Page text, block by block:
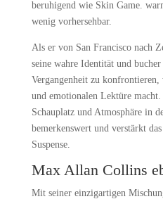
beruhigend wie Skin Game.
wenig vorhersehbar.
Als er von San Francisco nach
seine wahre Identität und bucher
Vergangenheit zu konfrontieren,
und emotionalen Lektüre
Schauplatz und Atmosphäre in
bemerkenswert und verstärkt
Suspense.
Max Allan Collins
Mit seiner einzigartigen